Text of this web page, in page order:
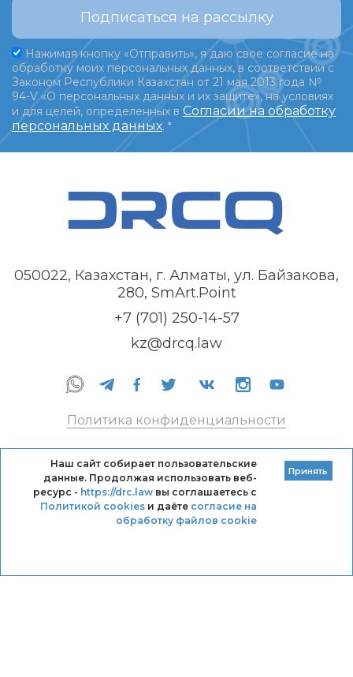
Подписаться на рассылку
Нажимая кнопку «Отправить», я даю свое согласие на
обработку моих персональных данных, в соответствии с
Законом Республики Казахстан от 21 мая 2013 года №
94-V «О персональных данных и их защите», на условиях
и для целей, определенных в Согласии на обработку
персональных данных. *
050022, Казахстан, г. Алматы, ул. Байзакова,
280, SmArt.Point
+7 (701) 250-14-57
kz@drcq.law
Политика конфиденциальности
Кодекс профессиональной этики DRC
Правила оказания услуг
Наш сайт собирает пользовательские
данные. Продолжая использовать веб-
ресурс - https://drc.lawвы соглашаетесь с
Политикой cookiesи даёте согласие на
обработку файлов cookie
Принять